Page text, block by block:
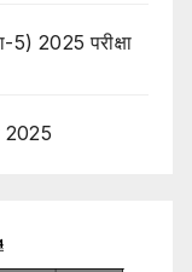
5) 2025 परीक्षा